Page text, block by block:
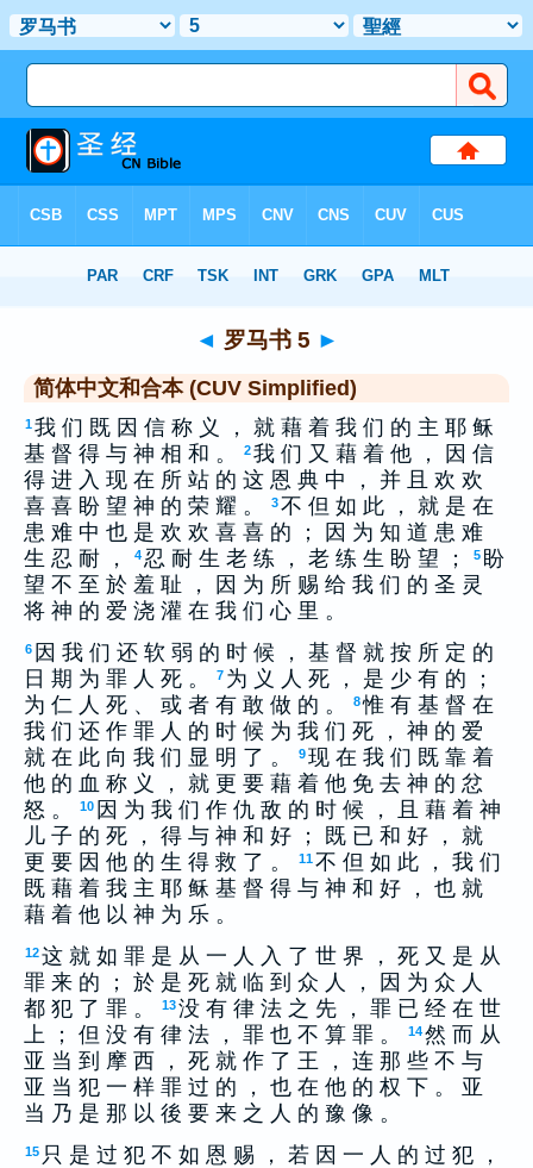
◄ 罗马书 5 ►
简体中文和合本 (CUV Simplified)
1我 们 既 因 信 称 义 ， 就 藉 着 我 们 的 主 耶 稣
基 督 得 与 神 相 和 。
2我 们 又 藉 着 他 ， 因 信
得 进 入 现 在 所 站 的 这 恩 典 中 ， 并 且 欢 欢
喜 喜 盼 望 神 的 荣 耀 。
3不 但 如 此 ， 就 是 在
患 难 中 也 是 欢 欢 喜 喜 的 ； 因 为 知 道 患 难
生 忍 耐 ，
4忍 耐 生 老 练 ， 老 练 生 盼 望 ； 5 盼
望 不 至 於 羞 耻 ， 因 为 所 赐 给 我 们 的 圣 灵
将 神 的 爱 浇 灌 在 我 们 心 里 。
6 因 我 们 还 软 弱 的 时 候 ， 基 督 就 按 所 定 的
日 期 为 罪 人 死 。
7 为 义 人 死 ， 是 少 有 的 ；
为 仁 人 死 、 或 者 有 敢 做 的 。
8惟 有 基 督 在
我 们 还 作 罪 人 的 时 候 为 我 们 死 ， 神 的 爱
就 在 此 向 我 们 显 明 了 。
9现 在 我 们 既 靠 着
他 的 血 称 义 ， 就 更 要 藉 着 他 免 去 神 的 忿
怒 。
10 因 为 我 们 作 仇 敌 的 时 候 ， 且 藉 着 神
儿 子 的 死 ， 得 与 神 和 好 ； 既 已 和 好 ， 就
更 要 因 他 的 生 得 救 了 。
11不 但 如 此 ， 我 们
既 藉 着 我 主 耶 稣 基 督 得 与 神 和 好 ， 也 就
藉 着 他 以 神 为 乐 。
12这 就 如 罪 是 从 一 人 入 了 世 界 ， 死 又 是 从
罪 来 的 ； 於 是 死 就 临 到 众 人 ， 因 为 众 人
都 犯 了 罪 。
13没 有 律 法 之 先 ， 罪 已 经 在 世
上 ； 但 没 有 律 法 ， 罪 也 不 算 罪 。
14然 而 从
亚 当 到 摩 西 ， 死 就 作 了 王 ， 连 那 些 不 与
亚 当 犯 一 样 罪 过 的 ， 也 在 他 的 权 下 。 亚
当 乃 是 那 以 後 要 来 之 人 的 豫 像 。
15 只 是 过 犯 不 如 恩 赐 ， 若 因 一 人 的 过 犯 ，